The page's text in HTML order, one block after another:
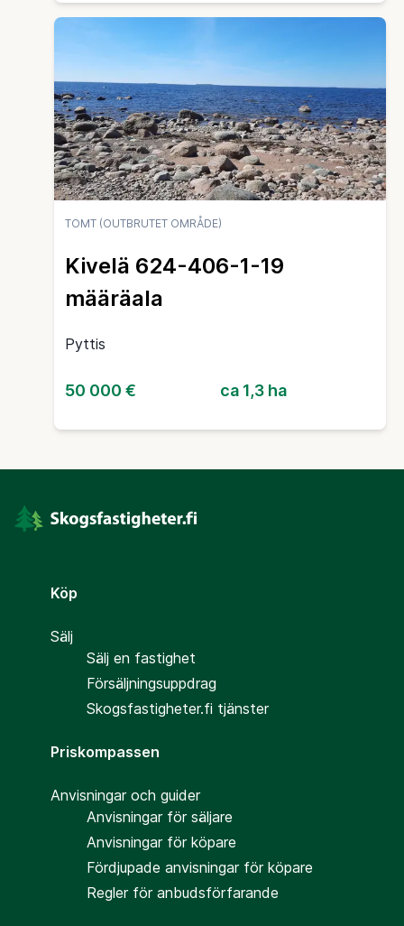
TOMT (OUTBRUTET OMRÅDE)
Kivelä 624-406-1-19
määräala
Pyttis
50 000 € ca 1,3 ha
Köp
Sälj
Sälj en fastighet
Försäljningsuppdrag
Skogsfastigheter.fi tjänster
Priskompassen
Anvisningar och guider
Anvisningar för säljare
Anvisningar för köpare
Fördjupade anvisningar för köpare
Regler för anbudsförfarande